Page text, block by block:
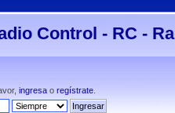
Control - RC -
ingresa o regístrate